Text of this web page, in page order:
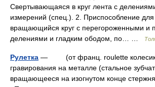
Свертывающаяся в круг лента с
измерений (спец.). 2. Приспособление для
вращающийся круг с перегороженными и
делениями и гладким ободом, по… …
Рулетка — (от франц. roulette
гравирования на металле (стальное
вращающееся на изогнутом конце